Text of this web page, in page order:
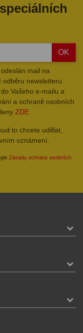
OK
mail na
newsletteru.
Vašeho e-mailu a
a ochraně osobních
ZDE
to chcete udělat,
oznámení.
Zásady ochrany osobních